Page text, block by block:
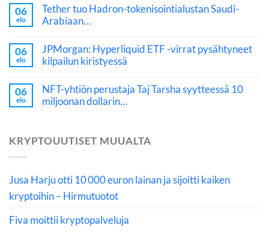
06
elo
Tether tuo Hadron-tokenisointialustan Saudi-
Arabiaan…
06
elo
JPMorgan: Hyperliquid ETF -virrat pysähtyneet
kilpailun kiristyessä
06
elo
NFT-yhtiön perustaja Taj Tarsha syytteessä 10
miljoonan dollarin…
KRYPTOUUTISET MUUALTA
Jusa Harju otti 10 000 euron lainan ja sijoitti kaiken
kryptoihin – Hirmutuotot
Fiva moittii kryptopalveluja